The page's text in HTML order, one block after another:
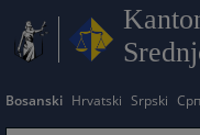
Bosanski Hrvatski Srpski